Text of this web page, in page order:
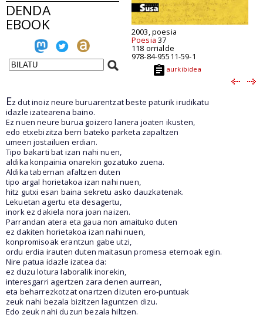
DENDA
EBOOK 2003, poesia
Poesia 37
118 orrialde
978-84-95511-59-1
aurkibidea
Ez dut inoiz neure buruarentzat beste paturik irudikatu
idazle izatearena baino.
Ez nuen neure burua goizero lanera joaten ikusten,
edo etxebizitza berri bateko parketa zapaltzen
umeen jostailuen erdian.
Tipo bakarti bat izan nahi nuen,
aldika konpainia onarekin gozatuko zuena.
Aldika tabernan afaltzen duten
tipo argal horietakoa izan nahi nuen,
hitz gutxi esan baina sekretu asko dauzkatenak.
Lekuetan agertu eta desagertu,
inork ez dakiela nora joan naizen.
Parrandan atera eta gaua non amaituko duten
ez dakiten horietakoa izan nahi nuen,
konpromisoak erantzun gabe utzi,
ordu erdia irauten duten maitasun promesa eternoak egin.
Nire patua idazle izatea da:
ez duzu lotura laboralik inorekin,
interesgarri agertzen zara denen aurrean,
eta beharrezkotzat onartzen dizuten ero-puntuak
zeuk nahi bezala bizitzen laguntzen dizu.
Edo zeuk nahi duzun bezala hiltzen.